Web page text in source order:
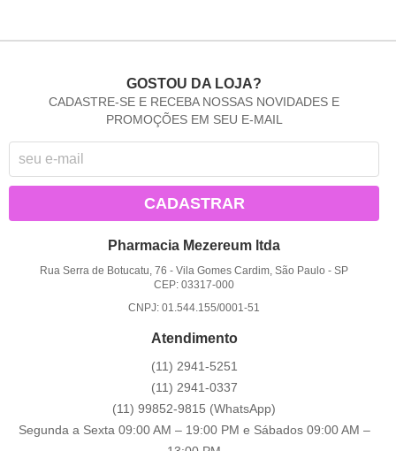
GOSTOU DA LOJA?
CADASTRE-SE E RECEBA NOSSAS NOVIDADES E
PROMOÇÕES EM SEU E-MAIL
CADASTRAR
Pharmacia Mezereum ltda
Rua Serra de Botucatu, 76 -Vila Gomes Cardim, São Paulo -SP
CEP: 03317-000
CNPJ: 01.544.155/0001-51
Atendimento
(11) 2941-5251
(11) 2941-0337
(11) 99852-9815 (WhatsApp)
Segunda a Sexta 09:00 AM – 19:00 PM e Sábados 09:00 AM –